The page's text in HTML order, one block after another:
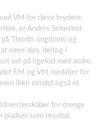
VM for døve brydere.
er Anders Sehested.
Throtts ungdoms og
være døv, deltog i
set på ligefod med andre.
EM og VM medaljer for
ikke mindst også et
for drenge
pladser som resultat.